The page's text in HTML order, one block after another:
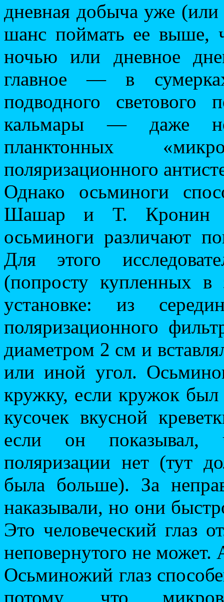
дневная добыча уже
шанс поймать ее выше,
ночью или дневное
главное — в сумерках
подводного светового
кальмары — даже
планктонных
поляризационного
Однако осьминоги
Шашар и Т. Кронин
осьминоги различают
Для этого
(попросту купленных в
установке: из
поляризационного
диаметром 2 см и
или иной угол.
кружку, если кружок
кусочек вкусной
если он показывал,
поляризации нет (тут
была больше). За
наказывали, но они
Это человеческий глаз
неповернутого не
Осьминожий глаз
потому, что